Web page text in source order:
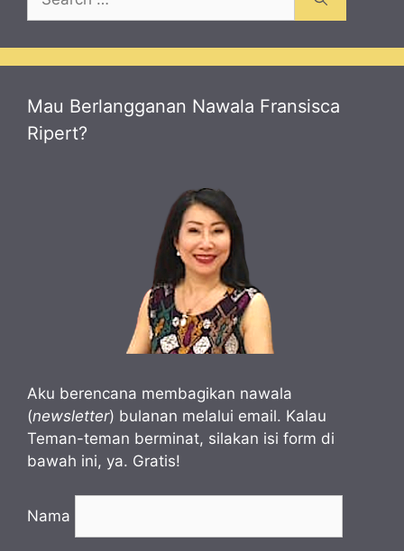
for:
Mau Berlangganan Nawala Fransisca
Ripert?
Aku berencana membagikan nawala
(newsletter) bulanan melalui email. Kalau
Teman-teman berminat, silakan isi form di
bawah ini, ya. Gratis!
Nama